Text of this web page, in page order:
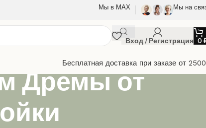
Мы в МАХ Мы на
Вход / Регистрация 0
Бесплатная доставка при заказе от
Дремы от